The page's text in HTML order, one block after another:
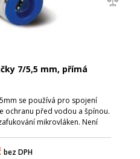
7/5,5 mm, přímá
se používá pro spojení
ochranu před vodou a špínou.
mikrovláken. Není
bez DPH